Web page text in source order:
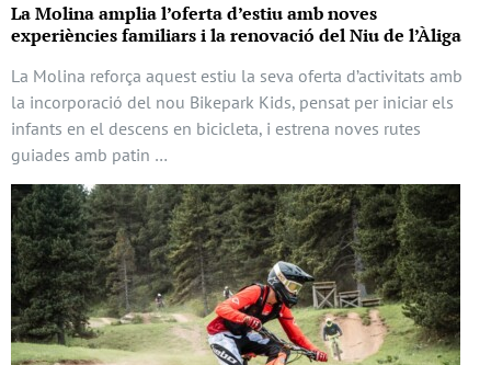
La Molina amplia l’oferta d’estiu amb noves
experiències familiars i la renovació del Niu de l’Àliga
La Molina reforça aquest estiu la seva oferta d’activitats amb
la incorporació del nou Bikepark Kids, pensat per iniciar els
infants en el descens en bicicleta, i estrena noves rutes
guiades amb patin …